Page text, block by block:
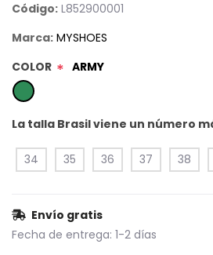
Código: L852900001
Marca: MYSHOES
COLOR * ARMY
La talla Brasil viene un número
34 35 36 37 38
Envío gratis
Fecha de entrega: 1-2 días